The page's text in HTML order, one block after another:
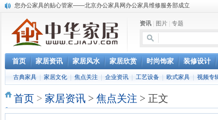
淇盈朗月家具中对五行思想的运用
还是“海尔冰箱造”!IEC国际保鲜标准再版
怎样用家具布置出好的办公室风水
您办公家具的贴心管家——北京办公家具网办公家具维修服务部成立
资讯 图片 专题
首页 家居资讯 家居风水 家居欣赏 时尚饰家 装修设计
古典家具 家居文化 焦点关注 企业资讯 工艺设备 欧式家具 视频专
首页 > 家居资讯 > 焦点关注 > 正文